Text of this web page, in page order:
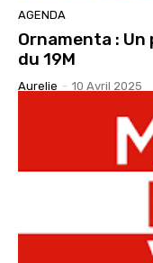
AGENDA
Ornamenta :
du 19M
Aurelie - 10 Avril 2025